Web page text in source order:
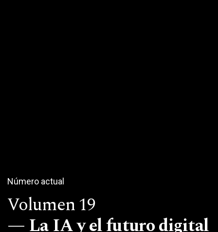
Número actual
Volumen 19
La IA y el futuro digital